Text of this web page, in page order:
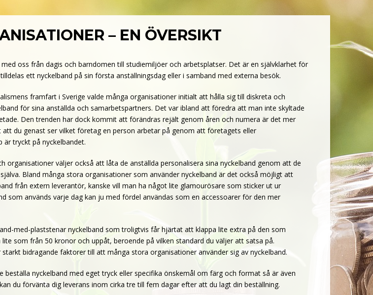
– EN ÖVERSIKT
oss från dagis och barndomen till studiemiljöer och arbetsplatser. Det är en självklarhet för
ett nyckelband på sin första anställningsdag eller i samband med externa besök.
framfart i Sverige valde många organisationer initialt att hålla sig till diskreta och
för sina anställda och samarbetspartners. Det var ibland att föredra att man inte skyltade
Den trenden har dock kommit att förändras rejält genom åren och numera är det mer
att du genast ser vilket företag en person arbetar på genom att företagets eller
tryckt på nyckelbandet.
organisationer väljer också att låta de anställda personalisera sina nyckelband genom att de
Bland många stora organisationer som använder nyckelband är det också möjligt att
från extern leverantör, kanske vill man ha något lite glamourösare som sticker ut ur
som används varje dag kan ju med fördel användas som en accessoarer för den mer
med-plaststenar nyckelband som troligtvis får hjärtat att klappa lite extra på den som
som från 50 kronor och uppåt, beroende på vilken standard du väljer att satsa på.
bidragande faktorer till att många stora organisationer använder sig av nyckelband.
nyckelband med eget tryck eller specifika önskemål om färg och format så är även
du förvänta dig leverans inom cirka tre till fem dagar efter att du lagt din beställning.